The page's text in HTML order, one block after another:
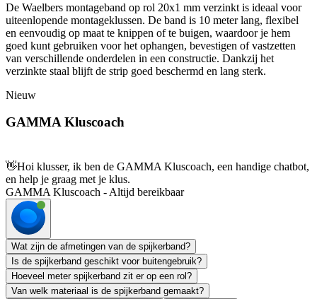
De Waelbers montageband op rol 20x1 mm verzinkt is ideaal voor
uiteenlopende montageklussen. De band is 10 meter lang, flexibel
en eenvoudig op maat te knippen of te buigen, waardoor je hem
goed kunt gebruiken voor het ophangen, bevestigen of vastzetten
van verschillende onderdelen in een constructie. Dankzij het
verzinkte staal blijft de strip goed beschermd en lang sterk.
Nieuw
GAMMA Kluscoach
👋Hoi klusser, ik ben de GAMMA Kluscoach, een handige chatbot,
en help je graag met je klus.
GAMMA Kluscoach - Altijd bereikbaar
Wat zijn de afmetingen van de spijkerband?
Is de spijkerband geschikt voor buitengebruik?
Hoeveel meter spijkerband zit er op een rol?
Van welk materiaal is de spijkerband gemaakt?